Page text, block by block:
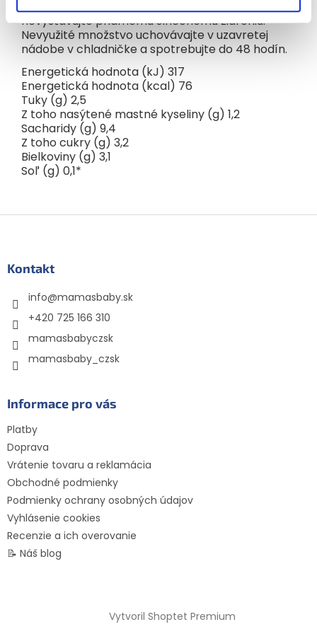
Skladujte na suchom mieste pri teplote 0-28 °C,
nevystavujte priamemu slnečnému žiareniu.
Nevyužité množstvo uchovávajte v uzavretej
nádobe v chladničke a spotrebujte do 48 hodín.
Energetická hodnota (kJ) 317
Energetická hodnota (kcal) 76
Tuky (g) 2,5
Z toho nasýtené mastné kyseliny (g) 1,2
Sacharidy (g) 9,4
Z toho cukry (g) 3,2
Bielkoviny (g) 3,1
Soľ (g) 0,1*
Kontakt
info@mamasbaby.sk
+420 725 166 310
mamasbabyczsk
mamasbaby_czsk
Informace pro vás
Platby
Doprava
Vrátenie tovaru a reklamácia
Obchodné podmienky
Podmienky ochrany osobných údajov
Vyhlásenie cookies
Recenzie a ich overovanie
📝 Náš blog
Vytvoril Shoptet Premium